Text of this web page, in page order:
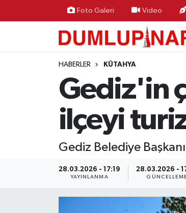
Foto Galeri Video
HABERLER KÜTAHYA
Gediz'in
ilçeyi
Gediz Belediye
28.03.2026 - 17:19
YAYINLANMA
28.03.2026 -